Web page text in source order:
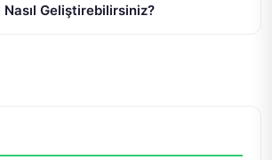
Nasıl Geliştirebilirsiniz?